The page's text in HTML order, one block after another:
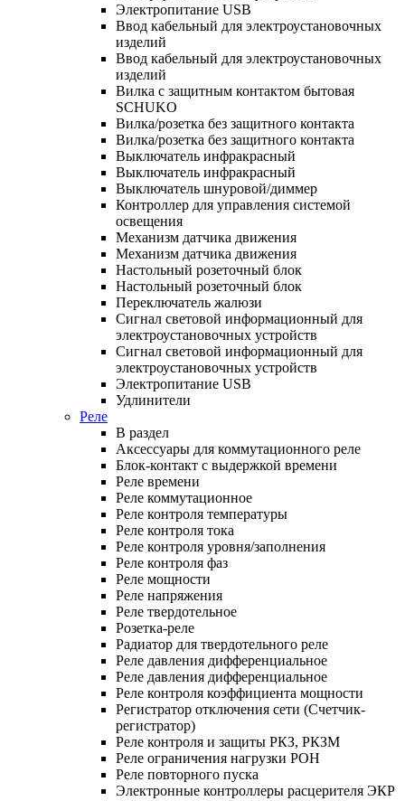
Электропитание USB
Ввод кабельный для электроустановочных
изделий
Ввод кабельный для электроустановочных
изделий
Вилка с защитным контактом бытовая
SCHUKO
Вилка/розетка без защитного контакта
Вилка/розетка без защитного контакта
Выключатель инфракрасный
Выключатель инфракрасный
Выключатель шнуровой/диммер
Контроллер для управления системой
освещения
Механизм датчика движения
Механизм датчика движения
Настольный розеточный блок
Настольный розеточный блок
Переключатель жалюзи
Сигнал световой информационный для
электроустановочных устройств
Сигнал световой информационный для
электроустановочных устройств
Электропитание USB
Удлинители
Реле
В раздел
Аксессуары для коммутационного реле
Блок-контакт с выдержкой времени
Реле времени
Реле коммутационное
Реле контроля температуры
Реле контроля тока
Реле контроля уровня/заполнения
Реле контроля фаз
Реле мощности
Реле напряжения
Реле твердотельное
Розетка-реле
Радиатор для твердотельного реле
Реле давления дифференциальное
Реле давления дифференциальное
Реле контроля коэффициента мощности
Регистратор отключения сети (Счетчик-
регистратор)
Реле контроля и защиты РКЗ, РКЗМ
Реле ограничения нагрузки РОН
Реле повторного пуска
Электронные контроллеры расцерителя ЭКР